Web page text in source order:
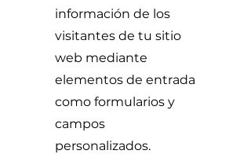
información de los
visitantes de tu sitio
web mediante
elementos de entrada
como formularios y
campos
personalizados.